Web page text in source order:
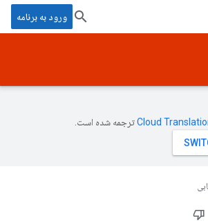
ورود به برنامه
ترجمه شده است.